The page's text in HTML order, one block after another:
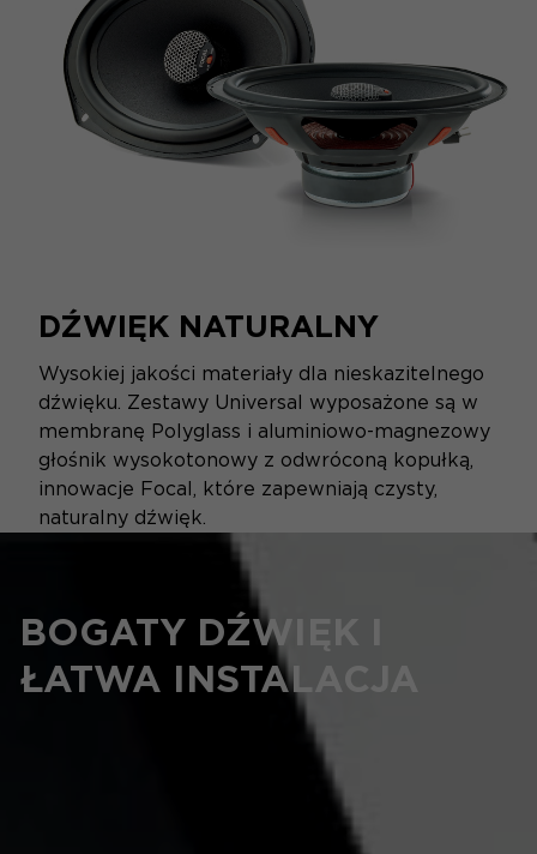
DŹWIĘK NATURALNY
Wysokiej jakości materiały dla nieskazitelnego
dźwięku. Zestawy Universal wyposażone są w
membranę Polyglass i aluminiowo-magnezowy
głośnik wysokotonowy z odwróconą kopułką,
innowacje Focal, które zapewniają czysty,
naturalny dźwięk.
BOGATY DŹWIĘK I
ŁATWA INSTALACJA